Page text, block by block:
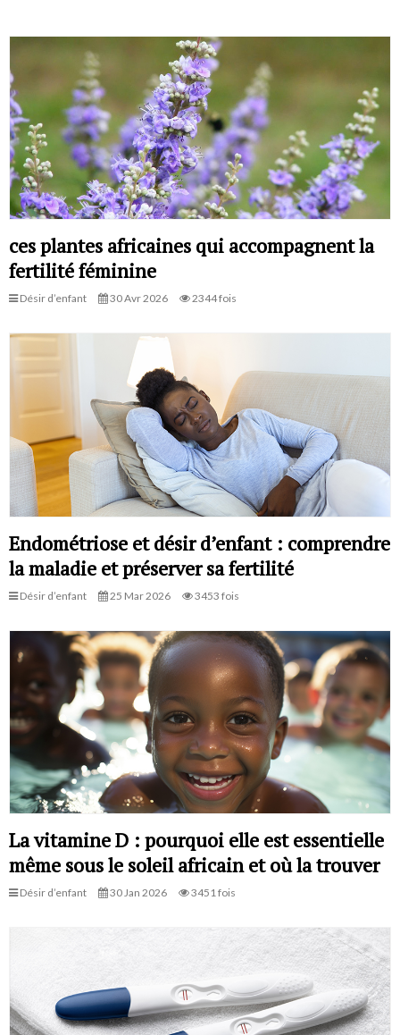
ces plantes africaines qui accompagnent la
fertilité féminine
Désir d’enfant 30 Avr 2026 2344 fois
Endométriose et désir d’enfant : comprendre
la maladie et préserver sa fertilité
Désir d’enfant 25 Mar 2026 3453 fois
La vitamine D : pourquoi elle est essentielle
même sous le soleil africain et où la trouver
Désir d’enfant 30 Jan 2026 3451 fois